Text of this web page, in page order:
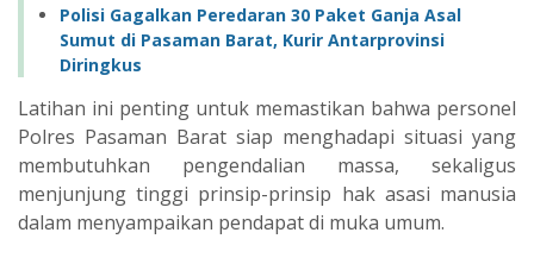
Polisi Gagalkan Peredaran 30 Paket Ganja Asal
Sumut di Pasaman Barat, Kurir Antarprovinsi
Diringkus
Latihan ini penting untuk memastikan bahwa personel
Polres Pasaman Barat siap menghadapi situasi yang
membutuhkan pengendalian massa, sekaligus
menjunjung tinggi prinsip-prinsip hak asasi manusia
dalam menyampaikan pendapat di muka umum.